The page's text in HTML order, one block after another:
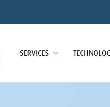
SERVICES